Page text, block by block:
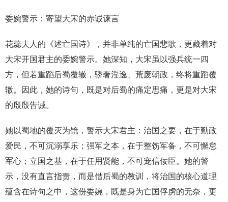
委婉警示：寄望大宋的赤诚谏言
花蕊夫人的《述亡国诗》，并非单纯的亡国悲歌，更藏着对
大宋开国君主的委婉警示。她深知，大宋虽以强兵统一四
方，但若重蹈后蜀覆辙，骄奢淫逸、荒废朝政，终将重蹈覆
辙。因此，她的诗句，既是对后蜀的痛定思痛，更是对大宋
的殷殷告诫。
她以蜀地的覆灭为镜，警示大宋君主：治国之要，在于勤政
爱民，不可沉溺享乐；强军之本，在于整饬军备，不可懈怠
军心；立国之基，在于任用贤能，不可宠信佞臣。她的警
示，没有直言指责，而是借后蜀的教训，将治国的核心道理
蕴含在诗句之中，这份委婉，既是身为亡国俘虏的无奈，更